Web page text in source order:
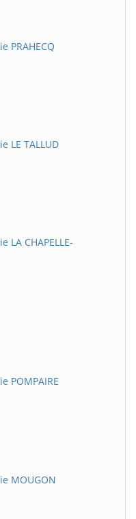
PRAHECQ
LE TALLUD
CHAPELLE-
POMPAIRE
MOUGON